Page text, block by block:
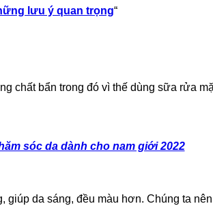
lưu ý quan trọng“
chất bẩn trong đó vì thế dùng sữa rửa
sóc da dành cho nam giới 2022
da sáng, đều màu hơn. Chúng ta